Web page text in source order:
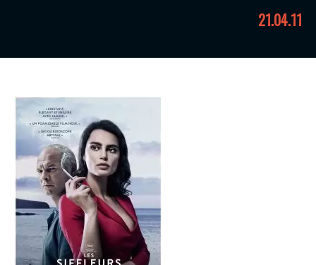
21.04.11